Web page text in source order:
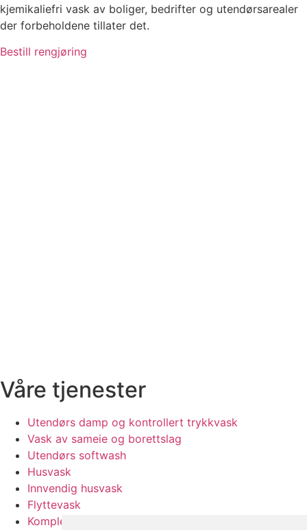
kjemikaliefri vask av boliger, bedrifter og utendørsarealer
der forbeholdene tillater det.
Bestill rengjøring
Våre tjenester
Utendørs damp og kontrollert trykkvask
Vask av sameie og borettslag
Utendørs softwash
Husvask
Innvendig husvask
Flyttevask
Komplett husvask